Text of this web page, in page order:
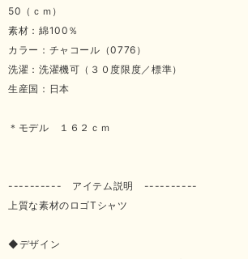
50（ｃｍ）
素材：綿100％
カラー：チャコール（0776）
洗濯：洗濯機可（３０度限度／標準）
生産国：日本
＊モデル １６２ｃｍ
---------- アイテム説明 ----------
上質な素材のロゴTシャツ
◆デザイン